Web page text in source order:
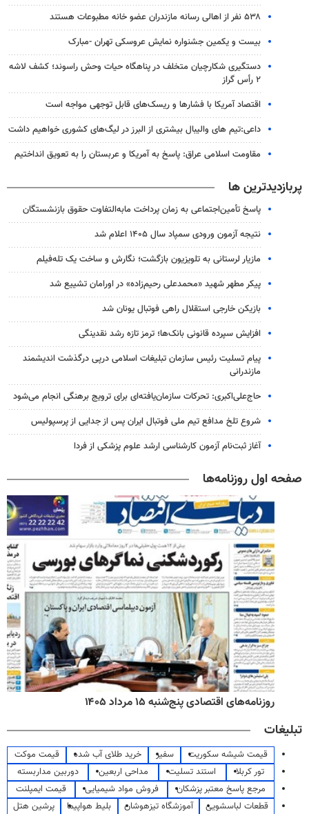
۵۳۸ نفر از اهالی رسانه مازندران عضو خانه مطبوعات هستند
بیست و یکمین جشنواره نمایش عروسکی تهران -مبارک
دستگیری شکارچیان متخلف در پناهگاه حیات وحش راسوند؛ کشف لاشه
۲ رأس گراز
اقتصاد آمریکا با فشارها و ریسک‌های قابل توجهی مواجه است
داعی:تیم های والیبال بیشتری از البرز در لیگ‌های کشوری خواهیم داشت
مقاومت اسلامی عراق: پاسخ به آمریکا و عربستان را به تعویق انداختیم
پربازدیدترین ها
پاسخ تأمین‌اجتماعی به زمان پرداخت مابه‌التفاوت حقوق بازنشستگان
نتیجه آزمون ورودی سمپاد سال ۱۴۰۵ اعلام شد
مازیار لرستانی به تلویزیون بازگشت؛ نگارش و ساخت یک تله‌فیلم
پیکر مطهر شهید «محمدعلی رحیم‌زاده» در اورامان تشییع شد
بازیکن خارجی استقلال راهی فوتبال یونان شد
افزایش سپرده قانونی بانک‌ها؛ ترمز تازه رشد نقدینگی
پیام تسلیت رئیس سازمان تبلیغات اسلامی درپی درگذشت اندیشمند
مازندرانی
حاج‌علی‌اکبری: تحرکات سازمان‌یافته‌ای برای ترویج برهنگی انجام می‌شود
شروع تلخ مدافع تیم ملی فوتبال ایران پس از جدایی از پرسپولیس
آغاز ثبت‌نام‌ آزمون کارشناسی ارشد علوم پزشکی از فردا
صفحه اول روزنامه‌ها
روزنامه‌های اقتصادی پنج‌شنبه ۱۵ مرداد ۱۴۰۵
تبلیغات
قیمت شیشه سکوریت سفیر خرید طلای آب شده
قیمت موکت
تور کربلا
استند تسلیت مداحی اربعین
دوربین مداربسته
مرجع پاسخ معتبر پزشکان
فروش مواد شیمیایی
قیمت ایمپلنت
قطعات لباسشویی
آموزشگاه تیزهوشان بلیط هواپیما
پرشین هتل